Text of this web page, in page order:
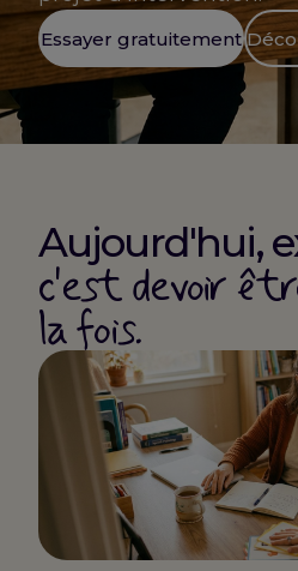
Essayer gratuitement
Aujourd'hui,
c'est devoir
la fois.